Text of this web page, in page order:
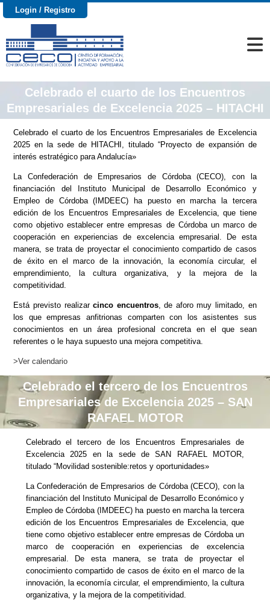
Login / Registro
Celebrado el cuarto de los Encuentros
Empresariales de Excelencia 2025 – HITACHI
Celebrado el cuarto de los Encuentros Empresariales de Excelencia
2025 en la sede de HITACHI, titulado “Proyecto de expansión de
interés estratégico para Andalucía»
La Confederación de Empresarios de Córdoba (CECO), con la
financiación del Instituto Municipal de Desarrollo Económico y
Empleo de Córdoba (IMDEEC) ha puesto en marcha la tercera
edición de los Encuentros Empresariales de Excelencia, que tiene
como objetivo establecer entre empresas de Córdoba un marco de
cooperación en experiencias de excelencia empresarial. De esta
manera, se trata de proyectar el conocimiento compartido de casos
de éxito en el marco de la innovación, la economía circular, el
emprendimiento, la cultura organizativa, y la mejora de la
competitividad.
Está previsto realizarcinco encuentros, de aforo muy limitado, en
los que empresas anfitrionas comparten con los asistentes sus
conocimientos en un área profesional concreta en el que sean
referentes o le haya supuesto una mejora competitiva.
>Ver calendario
Celebrado el tercero de los Encuentros
Empresariales de Excelencia 2025 – SAN
RAFAEL MOTOR
Celebrado el tercero de los Encuentros Empresariales de
Excelencia 2025 en la sede de SAN RAFAEL MOTOR,
titulado “Movilidad sostenible:retos y oportunidades»
La Confederación de Empresarios de Córdoba (CECO), con la
financiación del Instituto Municipal de Desarrollo Económico y
Empleo de Córdoba (IMDEEC) ha puesto en marcha la tercera
edición de los Encuentros Empresariales de Excelencia, que
tiene como objetivo establecer entre empresas de Córdoba un
marco de cooperación en experiencias de excelencia
empresarial. De esta manera, se trata de proyectar el
conocimiento compartido de casos de éxito en el marco de la
innovación, la economía circular, el emprendimiento, la cultura
organizativa, y la mejora de la competitividad.